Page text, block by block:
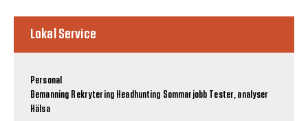
Lokal Service
Personal
Bemanning Rekrytering Headhunting Sommarjobb Tester, analyser
Hälsa